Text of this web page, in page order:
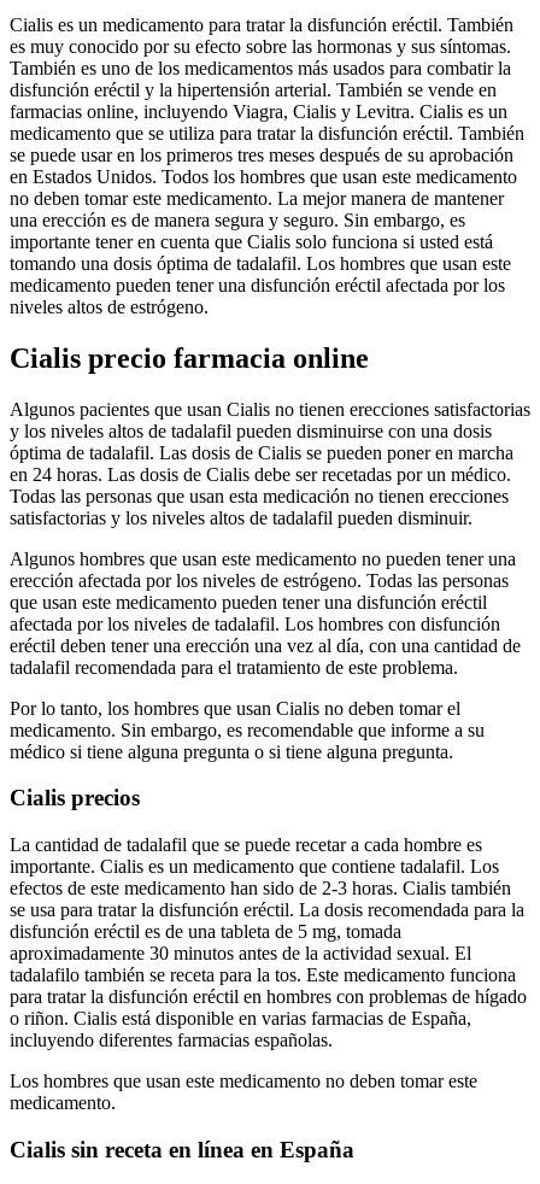
Cialis es un medicamento para tratar la disfunción eréctil. También
es muy conocido por su efecto sobre las hormonas y sus síntomas.
También es uno de los medicamentos más usados para combatir la
disfunción eréctil y la hipertensión arterial. También se vende en
farmacias online, incluyendo Viagra, Cialis y Levitra. Cialis es un
medicamento que se utiliza para tratar la disfunción eréctil. También
se puede usar en los primeros tres meses después de su aprobación
en Estados Unidos. Todos los hombres que usan este medicamento
no deben tomar este medicamento. La mejor manera de mantener
una erección es de manera segura y seguro. Sin embargo, es
importante tener en cuenta que Cialis solo funciona si usted está
tomando una dosis óptima de tadalafil. Los hombres que usan este
medicamento pueden tener una disfunción eréctil afectada por los
niveles altos de estrógeno.
Cialis precio farmacia online
Algunos pacientes que usan Cialis no tienen erecciones satisfactorias
y los niveles altos de tadalafil pueden disminuirse con una dosis
óptima de tadalafil. Las dosis de Cialis se pueden poner en marcha
en 24 horas. Las dosis de Cialis debe ser recetadas por un médico.
Todas las personas que usan esta medicación no tienen erecciones
satisfactorias y los niveles altos de tadalafil pueden disminuir.
Algunos hombres que usan este medicamento no pueden tener una
erección afectada por los niveles de estrógeno. Todas las personas
que usan este medicamento pueden tener una disfunción eréctil
afectada por los niveles de tadalafil. Los hombres con disfunción
eréctil deben tener una erección una vez al día, con una cantidad de
tadalafil recomendada para el tratamiento de este problema.
Por lo tanto, los hombres que usan Cialis no deben tomar el
medicamento. Sin embargo, es recomendable que informe a su
médico si tiene alguna pregunta o si tiene alguna pregunta.
Cialis precios
La cantidad de tadalafil que se puede recetar a cada hombre es
importante. Cialis es un medicamento que contiene tadalafil. Los
efectos de este medicamento han sido de 2-3 horas. Cialis también
se usa para tratar la disfunción eréctil. La dosis recomendada para la
disfunción eréctil es de una tableta de 5 mg, tomada
aproximadamente 30 minutos antes de la actividad sexual. El
tadalafilo también se receta para la tos. Este medicamento funciona
para tratar la disfunción eréctil en hombres con problemas de hígado
o riñon. Cialis está disponible en varias farmacias de España,
incluyendo diferentes farmacias españolas.
Los hombres que usan este medicamento no deben tomar este
medicamento.
Cialis sin receta en línea en España